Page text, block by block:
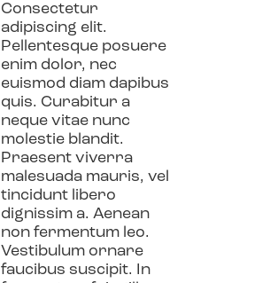
Consectetur
adipiscing elit.
Pellentesque posuere
enim dolor, nec
euismod diam dapibus
quis. Curabitur a
neque vitae nunc
molestie blandit.
Praesent viverra
malesuada mauris, vel
tincidunt libero
dignissim a. Aenean
non fermentum leo.
Vestibulum ornare
faucibus suscipit. In